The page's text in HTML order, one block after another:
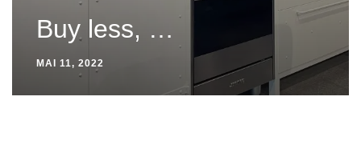
Buy less, …
MAI 11, 2022